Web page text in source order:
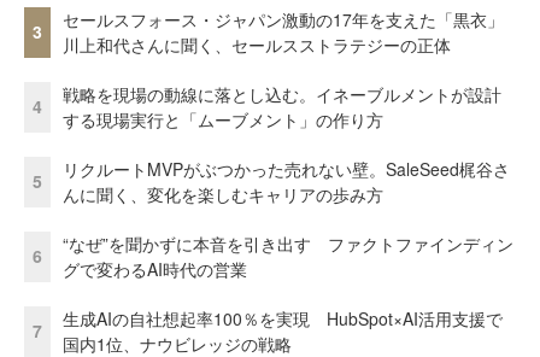
3
セールスフォース・ジャパン激動の17年を支えた「黒衣」
川上和代さんに聞く、セールスストラテジーの正体
4
戦略を現場の動線に落とし込む。イネーブルメントが設計
する現場実行と「ムーブメント」の作り方
5
リクルートMVPがぶつかった売れない壁。SaleSeed梶谷さ
んに聞く、変化を楽しむキャリアの歩み方
6
“なぜ”を聞かずに本音を引き出す ファクトファインディン
グで変わるAI時代の営業
7
生成AIの自社想起率100％を実現 HubSpot×AI活用支援で
国内1位、ナウビレッジの戦略